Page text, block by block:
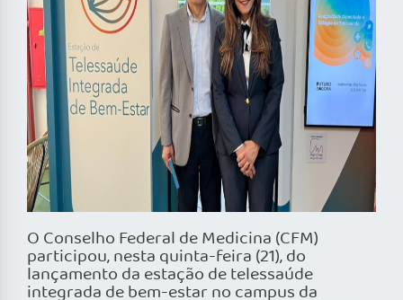
O Conselho Federal de Medicina (CFM)
participou, nesta quinta-feira (21), do
lançamento da estação de telessaúde
integrada de bem-estar no campus da